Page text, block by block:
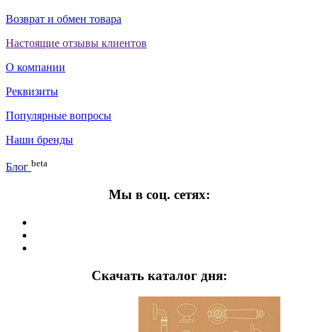
Возврат и обмен товара
Настоящие отзывы клиентов
О компании
Реквизиты
Популярные вопросы
Наши бренды
Блог beta
Мы в соц. сетях:
Скачать каталог дня: